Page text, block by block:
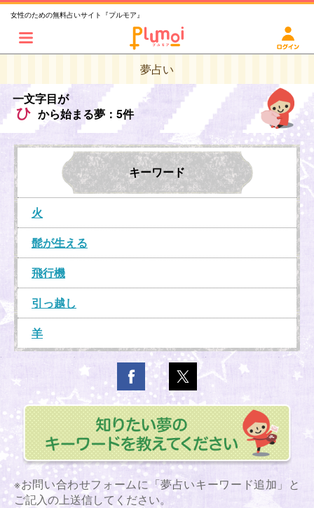
女性のための無料占いサイト『プルモア』
夢占い
一文字目が
ひ から始まる夢：5件
キーワード
火
髭が生える
飛行機
引っ越し
羊
※お問い合わせフォームに「夢占いキーワード追加」と
ご記入の上送信してください。